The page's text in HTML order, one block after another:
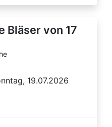
Bläser von 17
19.07.2026